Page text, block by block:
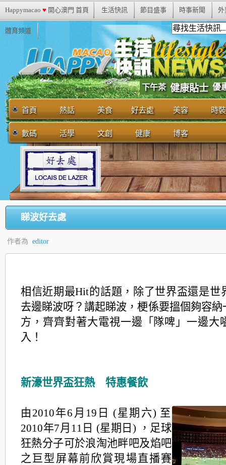
Happymacao ♥ 開心澳門 首頁 生活快訊 節目盛事 時事新聞 外
體育頻道
下午茶 健康貼士 優
首頁 熱話 美食 好去處 美容 時裝
數碼 活學 文創 健康 博客
睇波好去處
作者為 editor
相信近期最Hit的話題，除了世界盃還是世
去邊睇波呀？講起睇波，梗係要搵個夠容納
方， 齊齊對著大電視一邊「隊啤」一邊大
入！
新濠世界盃狂熱 特惠餐飲
由2010年6月19日 (星期六) 至
2010年7月11日 (星期日) ，足球
狂熱分子可於浪淘池畔吧及焰吧
之巨型屏幕前欣賞現場直播賽